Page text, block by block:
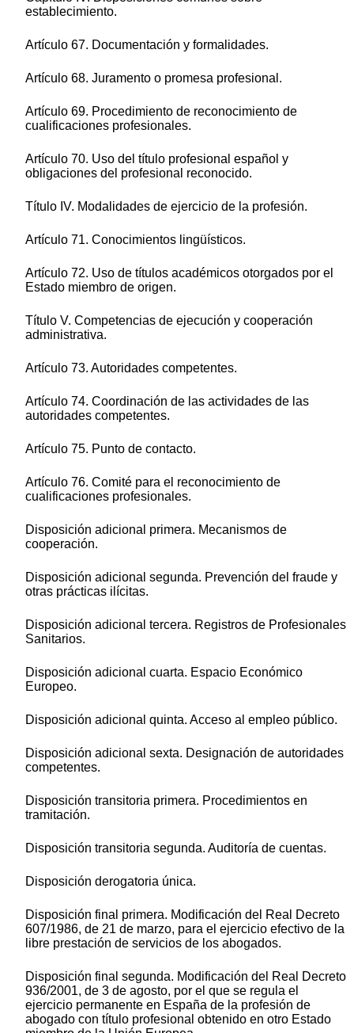
establecimiento.
Artículo 67. Documentación y formalidades.
Artículo 68. Juramento o promesa profesional.
Artículo 69. Procedimiento de reconocimiento de
cualificaciones profesionales.
Artículo 70. Uso del título profesional español y
obligaciones del profesional reconocido.
Título IV. Modalidades de ejercicio de la profesión.
Artículo 71. Conocimientos lingüísticos.
Artículo 72. Uso de títulos académicos otorgados por el
Estado miembro de origen.
Título V. Competencias de ejecución y cooperación
administrativa.
Artículo 73. Autoridades competentes.
Artículo 74. Coordinación de las actividades de las
autoridades competentes.
Artículo 75. Punto de contacto.
Artículo 76. Comité para el reconocimiento de
cualificaciones profesionales.
Disposición adicional primera. Mecanismos de
cooperación.
Disposición adicional segunda. Prevención del fraude y
otras prácticas ilícitas.
Disposición adicional tercera. Registros de Profesionales
Sanitarios.
Disposición adicional cuarta. Espacio Económico
Europeo.
Disposición adicional quinta. Acceso al empleo público.
Disposición adicional sexta. Designación de autoridades
competentes.
Disposición transitoria primera. Procedimientos en
tramitación.
Disposición transitoria segunda. Auditoría de cuentas.
Disposición derogatoria única.
Disposición final primera. Modificación del Real Decreto
607/1986, de 21 de marzo, para el ejercicio efectivo de la
libre prestación de servicios de los abogados.
Disposición final segunda. Modificación del Real Decreto
936/2001, de 3 de agosto, por el que se regula el
ejercicio permanente en España de la profesión de
abogado con título profesional obtenido en otro Estado